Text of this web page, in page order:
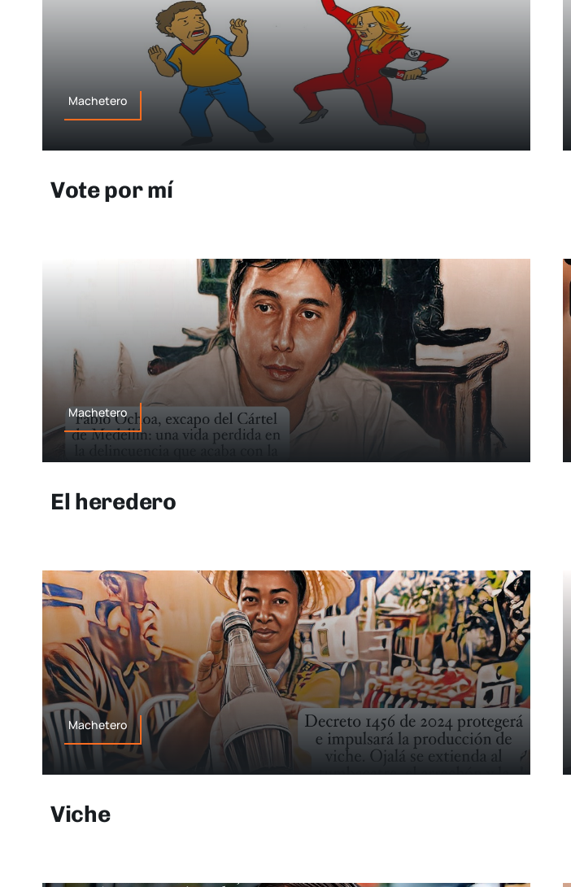
Machetero
Vote por mí
Machetero
El heredero
Machetero
Viche